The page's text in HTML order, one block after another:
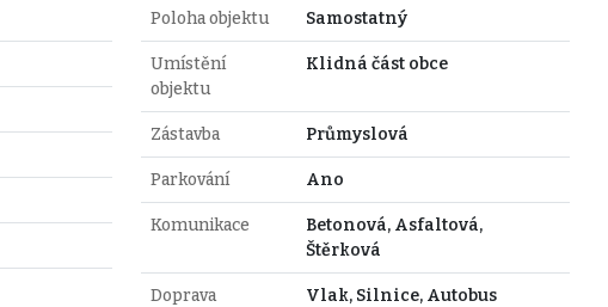
Poloha objektu Samostatný
Umístění
objektu
Klidná část obce
Zástavba Průmyslová
Parkování Ano
Komunikace
Betonová, Asfaltová,
Štěrková
Doprava Vlak, Silnice, Autobus